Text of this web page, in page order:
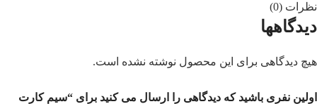
نظرات (0)
دیدگاهها
هیچ دیدگاهی برای این محصول نوشته نشده است.
اولین نفری باشید که دیدگاهی را ارسال می کنید برای “سیم کارت